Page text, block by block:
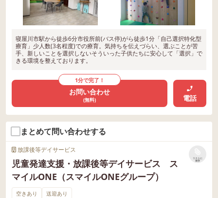
寝屋川市駅から徒歩6分市役所前(バス停)がら徒歩1分「自己選択特化型
療育」少人数(3名程度)での療育。気持ちを伝えづらい、選ぶことが苦
手、新しいことを選択しないそういった子供たちに安心して「選択」で
きる環境を整えております。
1分で完了！
お問い合わせ
(無料) 電話
まとめて問い合わせする
放課後等デイサービス
児童発達支援・放課後等デイサービス ス
マイルONE（スマイルONEグループ）
リストに
保存
空きあり 送迎あり